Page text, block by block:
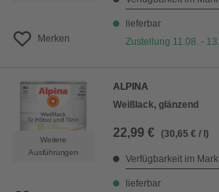
Merken
lieferbar
Zustellung 11.08. -
Weitere
Ausführungen
ALPINA
Weißlack, glänzend
22,99 € (30,65 € / l)
Verfügbarkeit im
lieferbar